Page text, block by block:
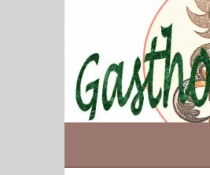
IHR GASTHOF IN